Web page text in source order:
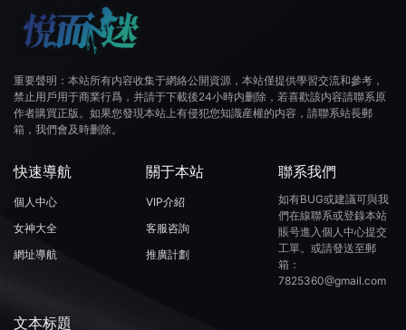
重要聲明：本站所有内容收集于網絡公開資源，本站僅提供學習交流和參考，
禁止用戶用于商業行爲，并請于下載後24小時内删除，若喜歡該内容請聯系原
作者購買正版。如果您發現本站上有侵犯您知識産權的内容，請聯系站長郵
箱，我們會及時删除。
快速導航
個人中心
女神大全
網址導航
關于本站
VIP介紹
客服咨詢
推廣計劃
聯系我們
如有BUG或建議可與我
們在線聯系或登錄本站
賬号進入個人中心提交
工單。或請發送至郵
箱：
7825360@gmail.com
文本标題